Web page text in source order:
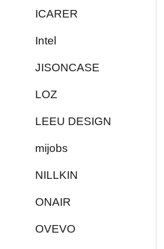
ICARER
Intel
JISONCASE
LOZ
LEEU DESIGN
mijobs
NILLKIN
ONAIR
OVEVO